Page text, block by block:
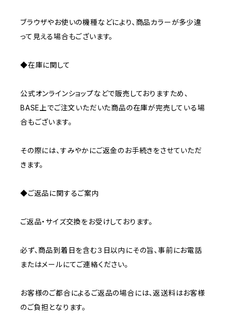
ブラウザやお使いの機種などにより、商品カラーが多少違
って見える場合もございます。
◆在庫に関して
公式オンラインショップなどで販売しておりますため、
BASE上でご注文いただいた商品の在庫が完売している場
合もございます。
その際には、すみやかにご返金のお手続きをさせていただ
きます。
◆ご返品に関するご案内
ご返品・サイズ交換をお受けしております。
必ず、商品到着日を含む３日以内にその旨、事前にお電話
またはメールにてご連絡ください。
お客様のご都合によるご返品の場合には、返送料はお客様
のご負担となります。